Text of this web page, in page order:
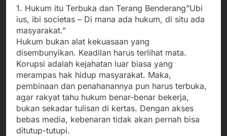
1. Hukum itu Terbuka dan Terang Benderang”Ubi
ius, ibi societas – Di mana ada hukum, di situ ada
masyarakat.”
Hukum bukan alat kekuasaan yang
disembunyikan. Keadilan harus terlihat mata.
Korupsi adalah kejahatan luar biasa yang
merampas hak hidup masyarakat. Maka,
pembinaan dan penahanannya pun harus terbuka,
agar rakyat tahu hukum benar-benar bekerja,
bukan sekadar tulisan di kertas. Dengan akses
bebas media, kebenaran tidak akan pernah bisa
ditutup-tutupi.